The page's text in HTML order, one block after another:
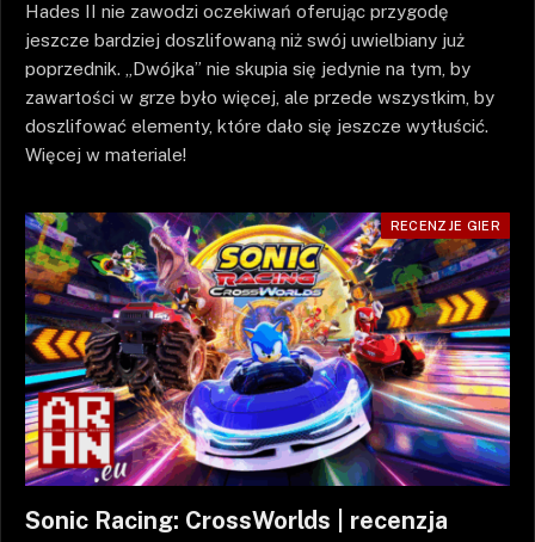
Hades II nie zawodzi oczekiwań oferując przygodę
jeszcze bardziej doszlifowaną niż swój uwielbiany już
poprzednik. „Dwójka” nie skupia się jedynie na tym, by
zawartości w grze było więcej, ale przede wszystkim, by
doszlifować elementy, które dało się jeszcze wytłuścić.
Więcej w materiale!
RECENZJE GIER
Sonic Racing: CrossWorlds | recenzja